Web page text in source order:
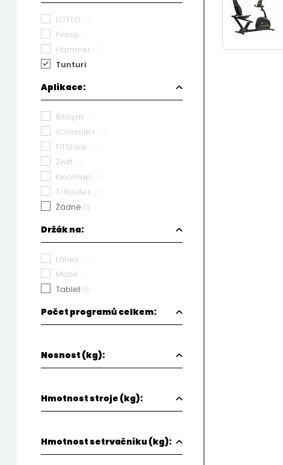
LOTTO
Finnlo
Hammer
Tunturi
Aplikace:
BitGym
iConsole+
FITShow
Zwift
Kinomap
T-Routes
Žádné (1)
Držák na:
Láhev
Mobil
Tablet (1)
Počet programů celkem:
Nosnost (kg):
Hmotnost stroje (kg):
Hmotnost setrvačníku (kg):